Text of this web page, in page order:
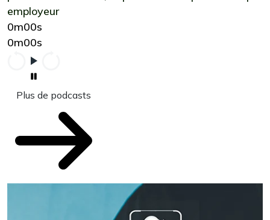
employeur
0m00s
0m00s
Plus de podcasts